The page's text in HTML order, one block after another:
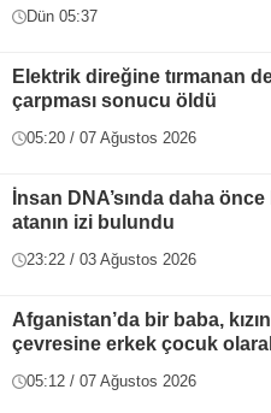
Dün 05:37
Elektrik direğine tırmanan
çarpması sonucu öldü
05:20 / 07 Ağustos 2026
İnsan DNA’sında daha
atanın izi bulundu
23:22 / 03 Ağustos 2026
Afganistan’da bir baba,
çevresine erkek çocuk
05:12 / 07 Ağustos 2026